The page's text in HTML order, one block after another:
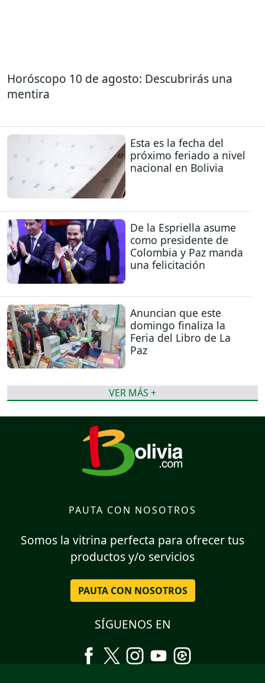
Horóscopo 10 de agosto: Descubrirás una
mentira
Esta es la fecha del
próximo feriado a nivel
nacional en Bolivia
De la Espriella asume
como presidente de
Colombia y Paz manda
una felicitación
Anuncian que este
domingo finaliza la
Feria del Libro de La
Paz
VER MÁS +
PAUTA CON NOSOTROS
Somos la vitrina perfecta para ofrecer tus
productos y/o servicios
PAUTA CON NOSOTROS
SÍGUENOS EN